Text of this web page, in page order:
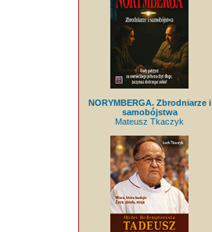
NORYMBERGA. Zbrodniarze i
samobójstwa
Mateusz Tkaczyk